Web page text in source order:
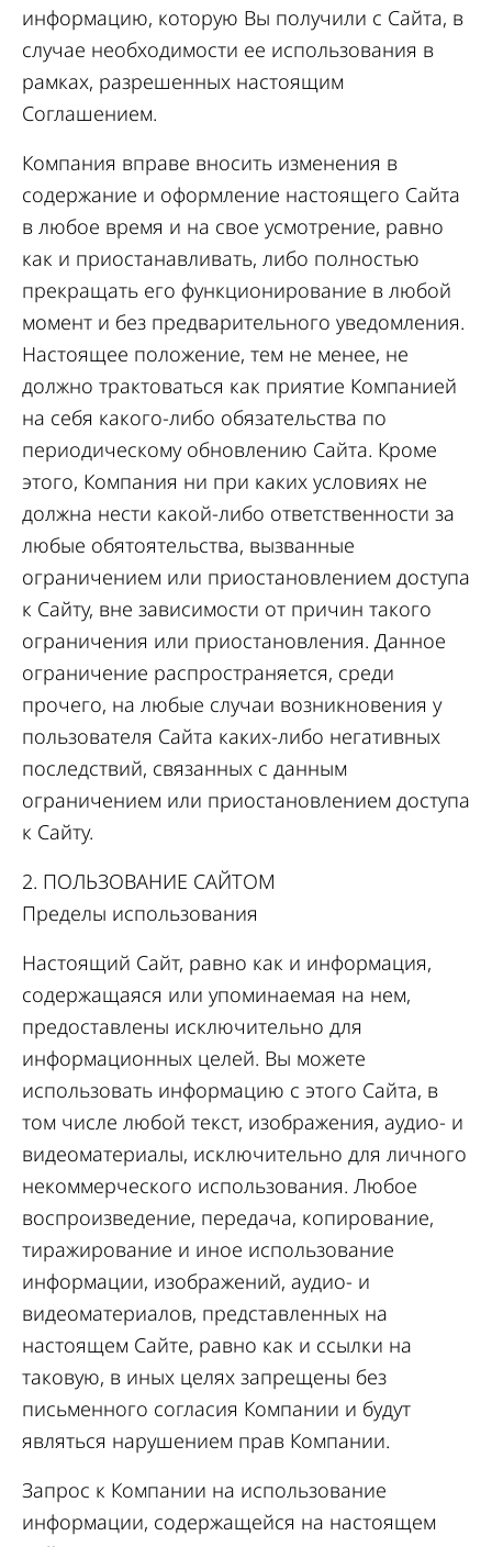
информацию, которую Вы получили с Сайта, в
случае необходимости ее использования в
рамках, разрешенных настоящим
Соглашением.
Компания вправе вносить изменения в
содержание и оформление настоящего Сайта
в любое время и на свое усмотрение, равно
как и приостанавливать, либо полностью
прекращать его функционирование в любой
момент и без предварительного уведомления.
Настоящее положение, тем не менее, не
должно трактоваться как приятие Компанией
на себя какого-либо обязательства по
периодическому обновлению Сайта. Кроме
этого, Компания ни при каких условиях не
должна нести какой-либо ответственности за
любые обятоятельства, вызванные
ограничением или приостановлением доступа
к Сайту, вне зависимости от причин такого
ограничения или приостановления. Данное
ограничение распространяется, среди
прочего, на любые случаи возникновения у
пользователя Сайта каких-либо негативных
последствий, связанных с данным
ограничением или приостановлением доступа
к Сайту.
2. ПОЛЬЗОВАНИЕ САЙТОМ
Пределы использования
Настоящий Сайт, равно как и информация,
содержащаяся или упоминаемая на нем,
предоставлены исключительно для
информационных целей. Вы можете
использовать информацию с этого Сайта, в
том числе любой текст, изображения, аудио- и
видеоматериалы, исключительно для личного
некоммерческого использования. Любое
воспроизведение, передача, копирование,
тиражирование и иное использование
информации, изображений, аудио- и
видеоматериалов, представленных на
настоящем Сайте, равно как и ссылки на
таковую, в иных целях запрещены без
письменного согласия Компании и будут
являться нарушением прав Компании.
Запрос к Компании на использование
информации, содержащейся на настоящем